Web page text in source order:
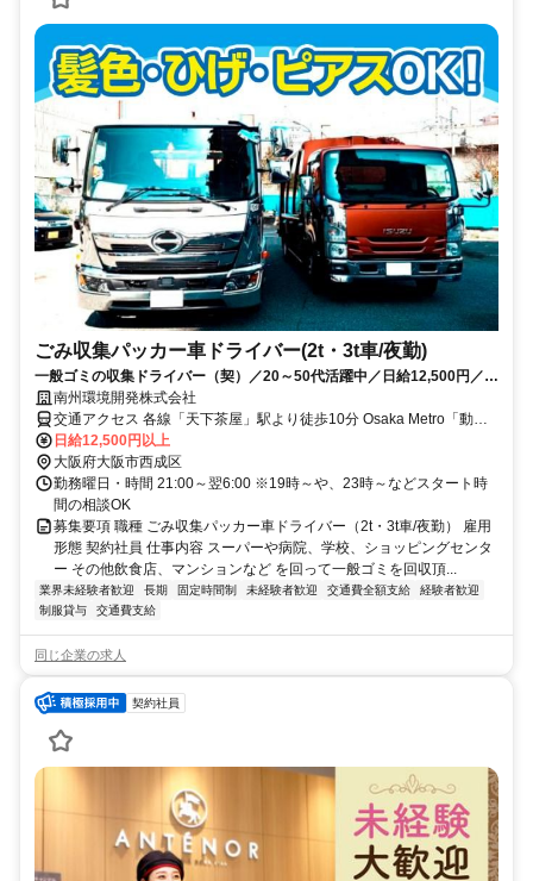
ごみ収集パッカー車ドライバー(2t・3t車/夜勤)
一般ゴミの収集ドライバー（契）／20～50代活躍中／日給12,500円／現
金日払い制度あり／車通勤可
南州環境開発株式会社
交通アクセス 各線「天下茶屋」駅より徒歩10分 Osaka Metro「動物
園前」駅より徒歩6分
日給12,500円以上
大阪府大阪市西成区
勤務曜日・時間 21:00～翌6:00 ※19時～や、23時～などスタート時
間の相談OK
募集要項 職種 ごみ収集パッカー車ドライバー（2t・3t車/夜勤） 雇用
形態 契約社員 仕事内容 スーパーや病院、学校、ショッピングセンタ
ー その他飲食店、マンションなど を回って一般ゴミを回収頂...
業界未経験者歓迎 長期 固定時間制 未経験者歓迎 交通費全額支給
経験者歓迎
制服貸与
交通費支給
同じ企業の求人
契約社員